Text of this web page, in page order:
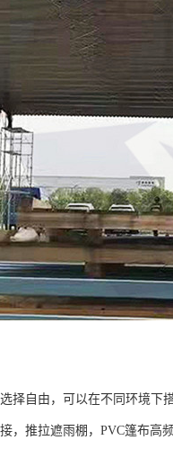
择自由，可以在不同环境下搭
，推拉遮雨棚，PVC篷布高